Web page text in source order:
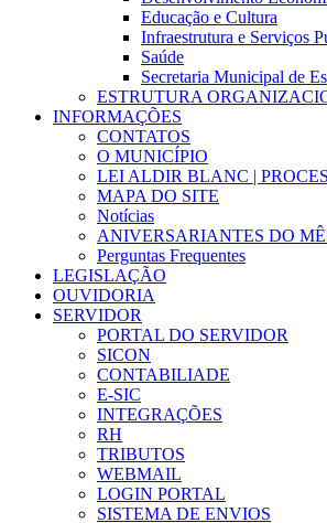
Educação e Cultura
Infraestrutura e Serviços
Saúde
Secretaria Municipal de
ESTRUTURA
INFORMAÇÕES
CONTATOS
O MUNICÍPIO
LEI ALDIR BLANC |
MAPA DO SITE
Notícias
ANIVERSARIANTES DO
Perguntas Frequentes
LEGISLAÇÃO
OUVIDORIA
SERVIDOR
PORTAL DO SERVIDOR
SICON
CONTABILIADE
E-SIC
INTEGRAÇÕES
RH
TRIBUTOS
WEBMAIL
LOGIN PORTAL
SISTEMA DE ENVIOS